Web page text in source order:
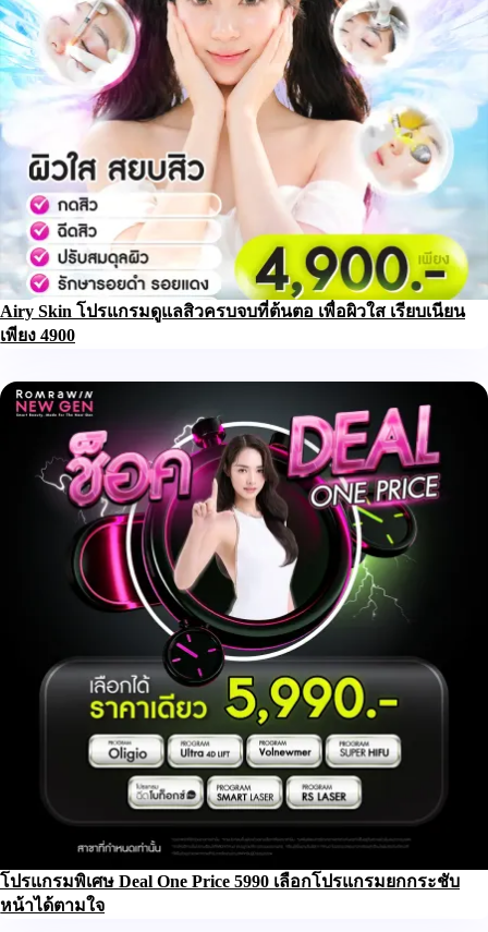
Airy Skin โปรแกรมดูแลสิวครบจบที่ต้นตอ เพื่อผิวใส เรียบเนียน
เพียง 4900
โปรแกรมพิเศษ Deal One Price 5990 เลือกโปรแกรมยกกระชับ
หน้าได้ตามใจ